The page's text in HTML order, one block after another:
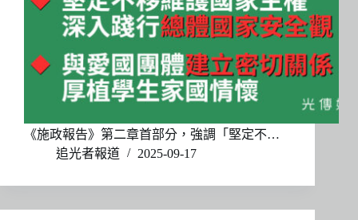
《施政報告》第二章首部分，強調「堅定不…
追光者報道
2025-09-17